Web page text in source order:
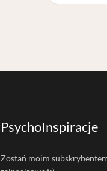
PsychoInspiracje
Zostań moim